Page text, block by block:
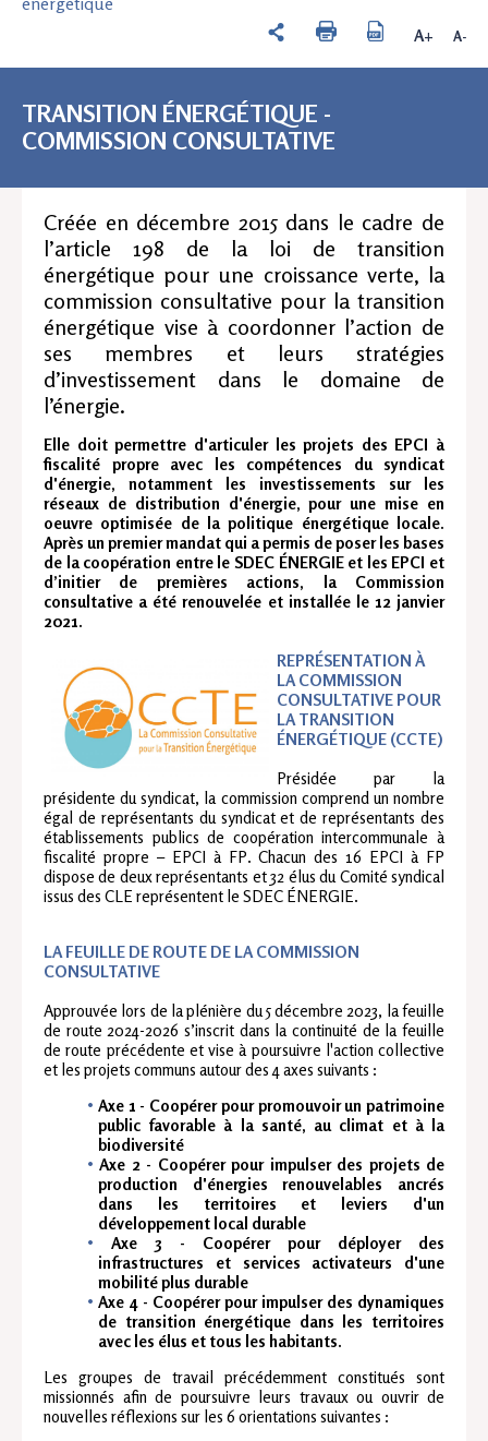
A+ A-
TRANSITION ÉNERGÉTIQUE -
COMMISSION CONSULTATIVE
Créée en décembre 2015 dans le cadre de
l’article 198 de la loi de transition
énergétique pour une croissance verte, la
commission consultative pour la transition
énergétique vise à coordonner l’action de
ses membres et leurs stratégies
d’investissement dans le domaine de
l’énergie.
Elle doit permettre d'articuler les projets des EPCI à
fiscalité propre avec les compétences du syndicat
d'énergie, notamment les investissements sur les
réseaux de distribution d'énergie, pour une mise en
oeuvre optimisée de la politique énergétique locale.
Après un premier mandat qui a permis de poser les bases
de la coopération entre le SDEC ÉNERGIE et les EPCI et
d’initier de premières actions, la Commission
consultative a été renouvelée et installée le 12 janvier
2021.
REPRÉSENTATION À
LA COMMISSION
CONSULTATIVE POUR
LA TRANSITION
ÉNERGÉTIQUE (CCTE)
Présidée par la
présidente du syndicat, la commission comprend un nombre
égal de représentants du syndicat et de représentants des
établissements publics de coopération intercommunale à
fiscalité propre – EPCI à FP. Chacun des 16 EPCI à FP
dispose de deux représentants et 32 élus du Comité syndical
issus des CLE représentent le SDEC ÉNERGIE.
LA FEUILLE DE ROUTE DE LA COMMISSION
CONSULTATIVE
Approuvée lors de la plénière du 5 décembre 2023, la feuille
de route 2024-2026 s’inscrit dans la continuité de la feuille
de route précédente et vise à poursuivre l'action collective
et les projets communs autour des 4 axes suivants :
Axe 1 - Coopérer pour promouvoir un patrimoine
public favorable à la santé, au climat et à la
biodiversité
Axe 2 - Coopérer pour impulser des projets de
production d'énergies renouvelables ancrés
dans les territoires et leviers d'un
développement local durable
Axe 3 - Coopérer pour déployer des
infrastructures et services activateurs d'une
mobilité plus durable
Axe 4 - Coopérer pour impulser des dynamiques
de transition énergétique dans les territoires
avec les élus et tous les habitants.
Les groupes de travail précédemment constitués sont
missionnés afin de poursuivre leurs travaux ou ouvrir de
nouvelles réflexions sur les 6 orientations suivantes :